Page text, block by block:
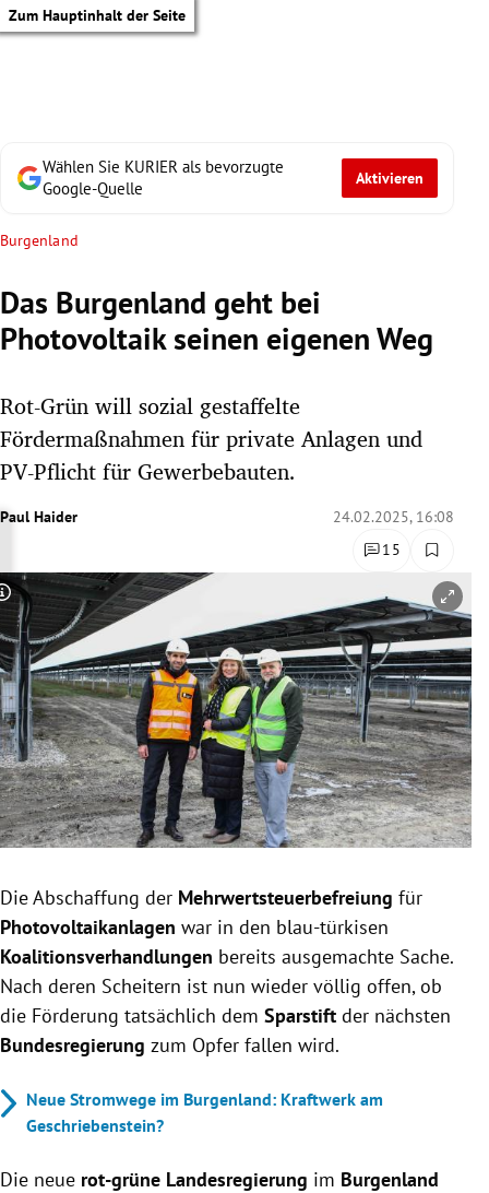
Zum Hauptinhalt der Seite
Untermenü
Untermenü
Untermenü
Untermenü
Untermenü
Untermenü
Untermenü
Untermenü
Wählen Sie KURIER als bevorzugte
Google-Quelle
Aktivieren
Burgenland
Das Burgenland geht bei
Photovoltaik seinen eigenen Weg
Rot-Grün will sozial gestaffelte
Fördermaßnahmen für private Anlagen und
PV-Pflicht für Gewerbebauten.
Paul Haider
24.02.2025, 16:08
15
Copyright-Hinweis öffnen/schließen
Die Abschaffung der Mehrwertsteuerbefreiung für
Photovoltaikanlagen war in den blau-türkisen
Koalitionsverhandlungen bereits ausgemachte Sache.
Nach deren Scheitern ist nun wieder völlig offen, ob
die Förderung tatsächlich dem Sparstift der nächsten
Bundesregierung zum Opfer fallen wird.
Neue Stromwege im Burgenland: Kraftwerk am
Geschriebenstein?
Die neue rot-grüne Landesregierung im Burgenland